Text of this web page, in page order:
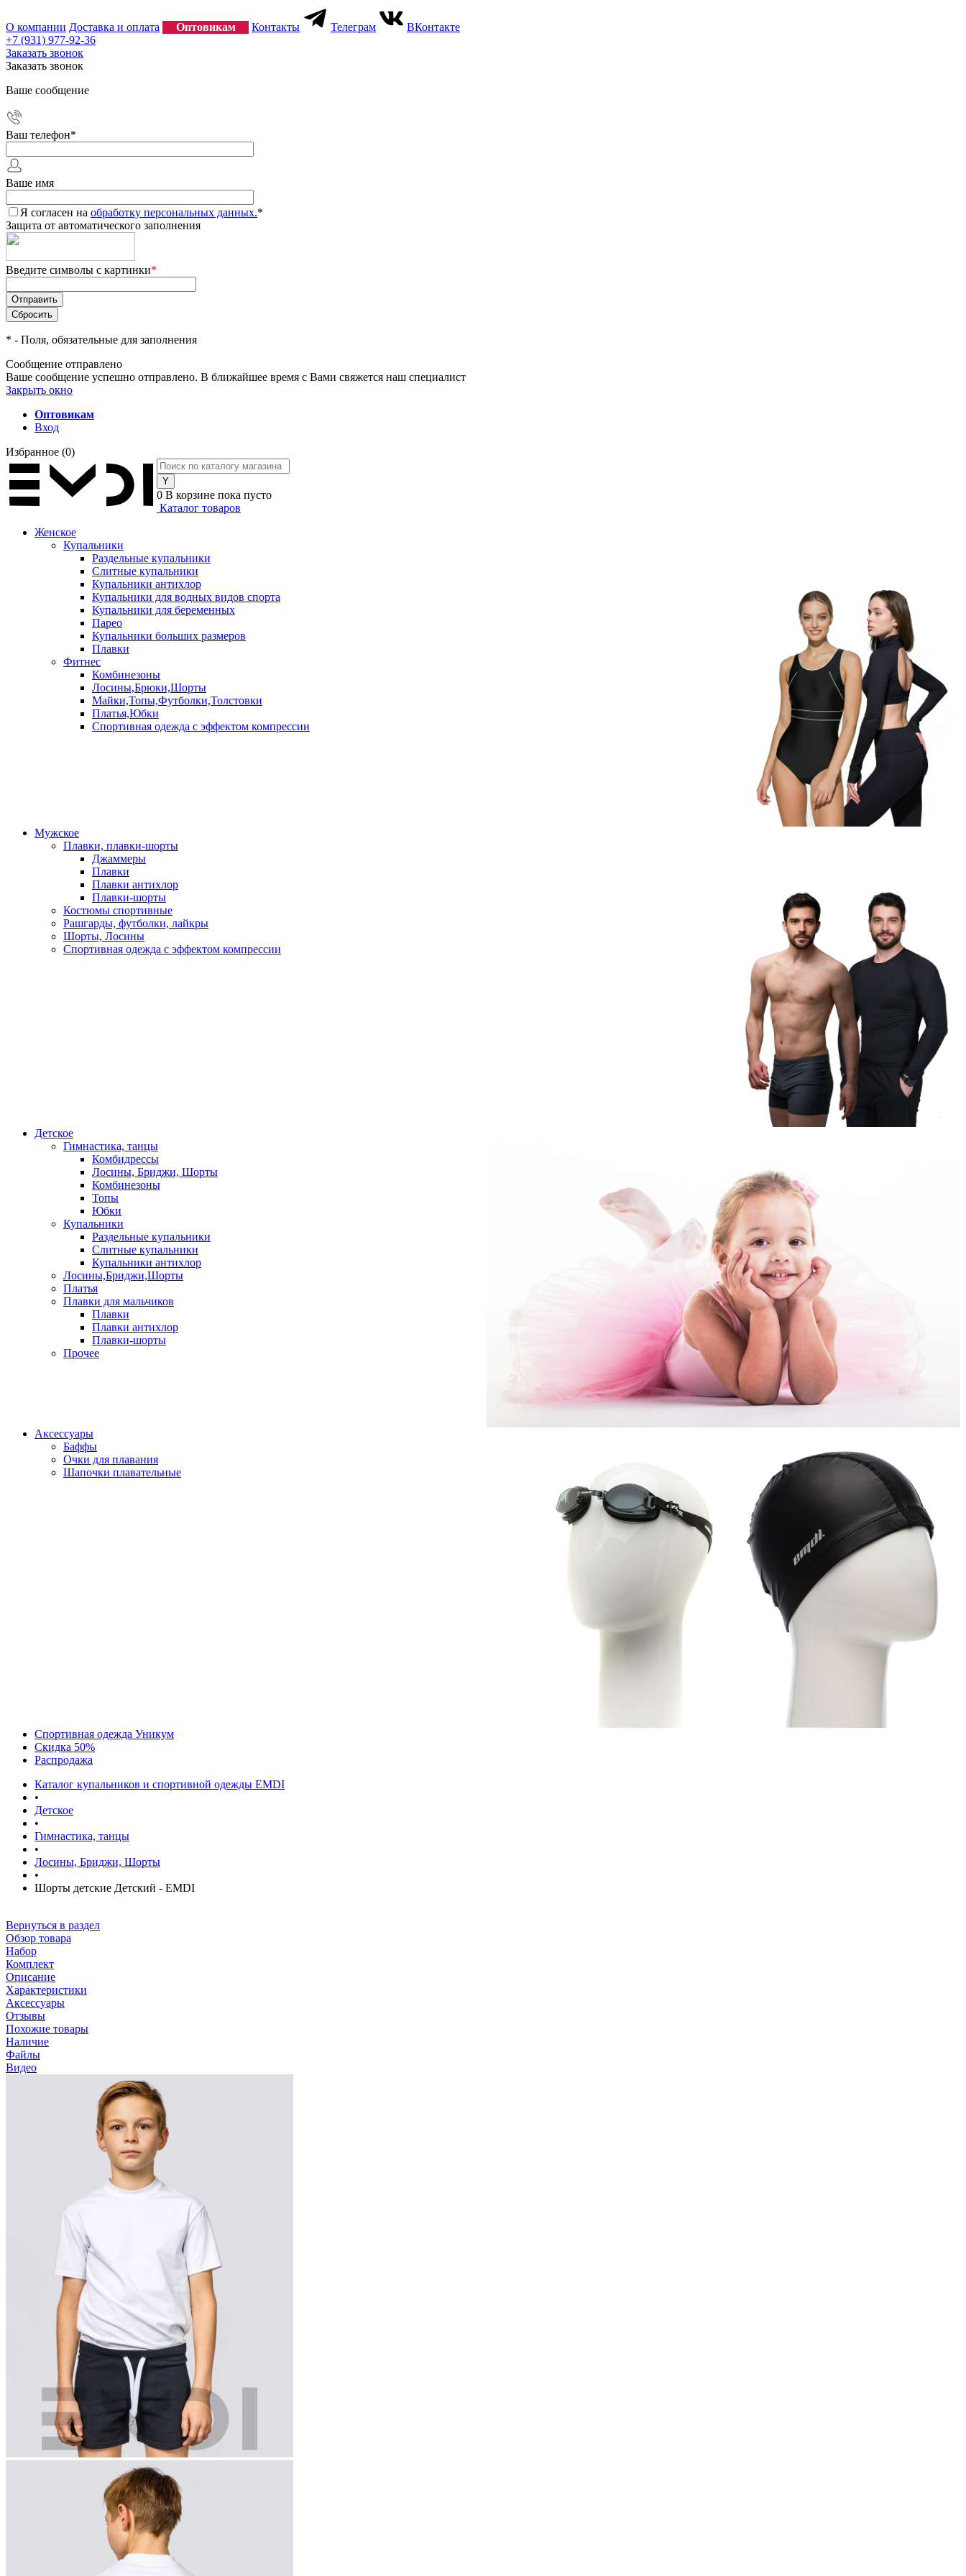
О компании Доставка и оплата Оптовикам Контакты Телеграм
ВКонтакте
+7 (931) 977-92-36
Заказать звонок
Заказать звонок
Ваше сообщение
Ваш телефон*
Ваше имя
Я согласен на обработку персональных данных.*
Защита от автоматического заполнения
Введите символы с картинки*
* - Поля, обязательные для заполнения
Сообщение отправлено
Ваше сообщение успешно отправлено. В ближайшее время с Вами свяжется наш специалист
Закрыть окно
Оптовикам
Вход
Избранное (0)
0 В корзине пока пусто
Каталог товаров
Женское
Купальники
Раздельные купальники
Слитные купальники
Купальники антихлор
Купальники для водных видов спорта
Купальники для беременных
Парео
Купальники больших размеров
Плавки
Фитнес
Комбинезоны
Лосины,Брюки,Шорты
Майки,Топы,Футболки,Толстовки
Платья,Юбки
Спортивная одежда с эффектом компрессии
Мужское
Плавки, плавки-шорты
Джаммеры
Плавки
Плавки антихлор
Плавки-шорты
Костюмы спортивные
Рашгарды, футболки, лайкры
Шорты, Лосины
Спортивная одежда с эффектом компрессии
Детское
Гимнастика, танцы
Комбидрессы
Лосины, Бриджи, Шорты
Комбинезоны
Топы
Юбки
Купальники
Раздельные купальники
Слитные купальники
Купальники антихлор
Лосины,Бриджи,Шорты
Платья
Плавки для мальчиков
Плавки
Плавки антихлор
Плавки-шорты
Прочее
Аксессуары
Баффы
Очки для плавания
Шапочки плавательные
Спортивная одежда Уникум
Скидка 50%
Распродажа
Каталог купальников и спортивной одежды EMDI
•
Детское
•
Гимнастика, танцы
•
Лосины, Бриджи, Шорты
•
Шорты детские Детский - EMDI
Вернуться в раздел
Обзор товара
Набор
Комплект
Описание
Характеристики
Аксессуары
Отзывы
Похожие товары
Наличие
Файлы
Видео